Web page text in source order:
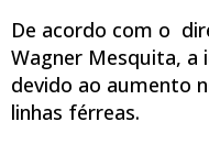
De acordo com o
Wagner Mesquita, a
devido ao aumento
linhas férreas.